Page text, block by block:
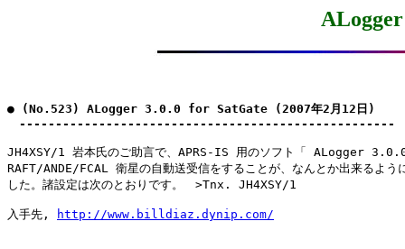
● (No.523) ALogger 3.0.0 for SatGate (2007年2月12日)
----------------------------------------------------
JH4XSY/1 岩本氏のご助言で、APRS-IS 用のソフト「 ALogger
RAFT/ANDE/FCAL 衛星の自動送受信をすることが、なんとか出来るよう
した。諸設定は次のとおりです。　>Tnx. JH4XSY/1
入手先, http://www.billdiaz.dynip.com/